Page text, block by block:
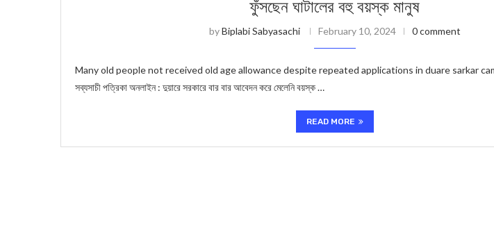
ফুঁসছেন ঘাটালের বহু বয়স্ক মানুষ
byBiplabi Sabyasachi February 10, 2024 0 comment
Many old people not received old age allowance despite repeated applications in duare sarkar camp
সব্যসাচী পত্রিকা অনলাইন : দুয়ারে সরকারে বার বার আবেদন করে মেলেনি বয়স্ক …
READ MORE